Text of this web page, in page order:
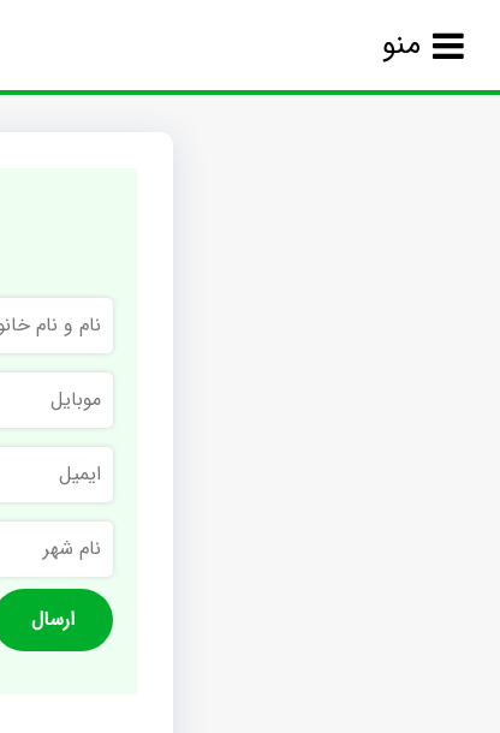
منو
و
نام
خانوادگی
موبایل
ایمیل
نام
شهر